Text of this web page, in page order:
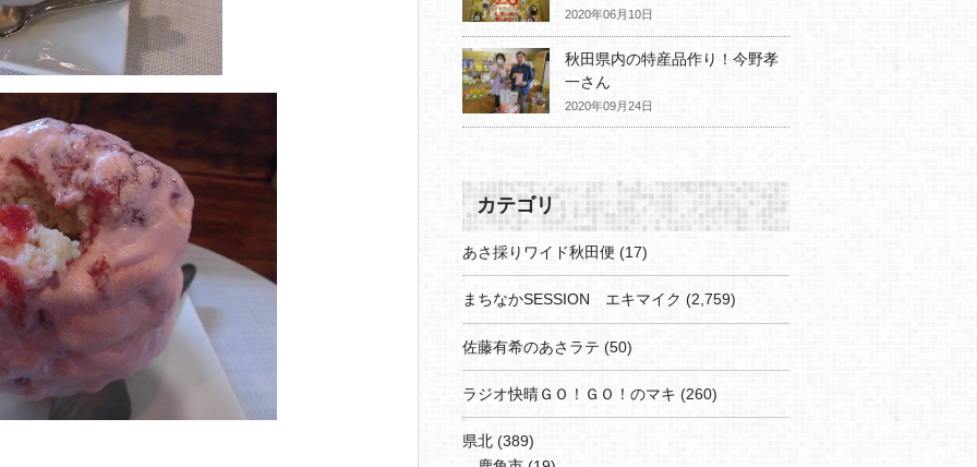
2020年06月10日
秋田県内の特産品作り！今野孝
一さん
2020年09月24日
カテゴリ
あさ採りワイド秋田便 (17)
まちなかSESSION エキマイク (2,759)
佐藤有希のあさラテ (50)
ラジオ快晴ＧＯ！ＧＯ！のマキ (260)
県北 (389)